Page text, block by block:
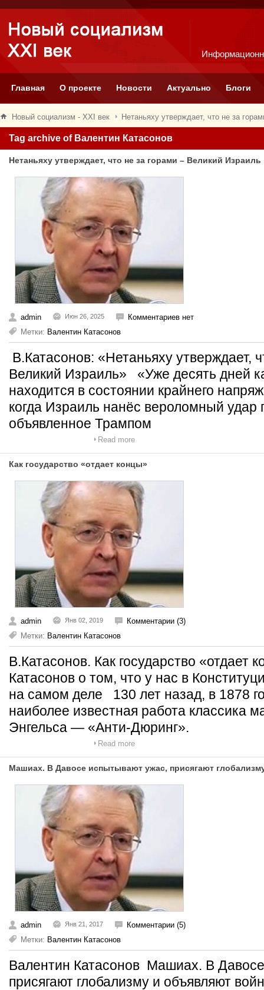
Главная О проекте Новости Актуально Блоги
Новый социализм - XXI век Нетаньяху утверждает, что не за
Tag archive of Валентин Катасонов
Нетаньяху утверждает, что не за горами – Великий Израиль
admin Июн 26, 2025
Комментариев нет
Метки: Валентин Катасонов
В.Катасонов: «Нетаньяху утверждает,
Великий Израиль» «Уже десять дней
находится в состоянии крайнего
когда Израиль нанёс вероломный
объявленное Трампом
Read more
Как государство «отдает концы»
admin Янв 02, 2019
Комментарии (3)
Метки: Валентин Катасонов
В.Катасонов. Как государство «отдает
Катасонов о том, что у нас в
на самом деле 130 лет назад, в 1878
наиболее известная работа классика
Энгельса — «Анти-Дюринг».
Read more
Машиах. В Давосе испытывают ужас, присягают
admin Янв 21, 2017
Комментарии (5)
Метки: Валентин Катасонов
Валентин Катасонов Машиах. В
присягают глобализму и объявляют